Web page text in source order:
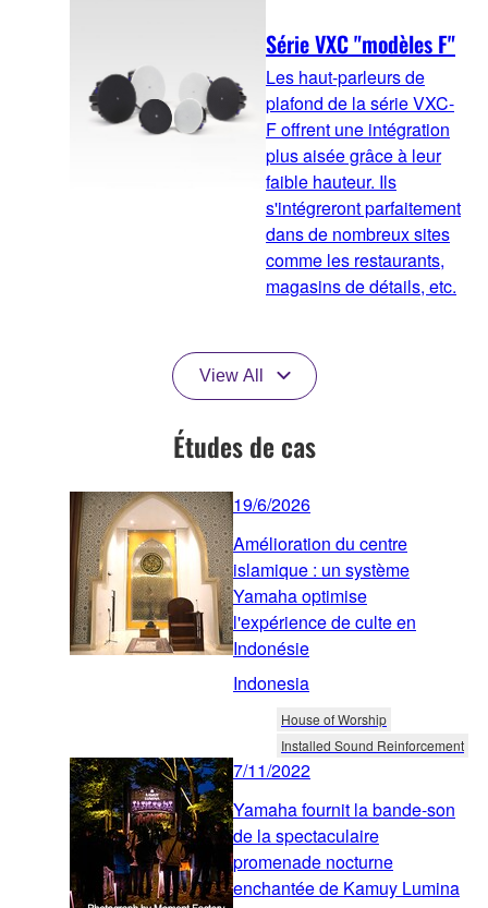
Série VXC "modèles F"
Les haut-parleurs de
plafond de la série VXC-
F offrent une intégration
plus aisée grâce à leur
faible hauteur. Ils
s'intégreront parfaitement
dans de nombreux sites
comme les restaurants,
magasins de détails, etc.
View All
Études de cas
19/6/2026
Amélioration du centre
islamique : un système
Yamaha optimise
l'expérience de culte en
Indonésie
Indonesia
House of Worship
Installed Sound Reinforcement
7/11/2022
Yamaha fournit la bande-son
de la spectaculaire
promenade nocturne
enchantée de Kamuy Lumina